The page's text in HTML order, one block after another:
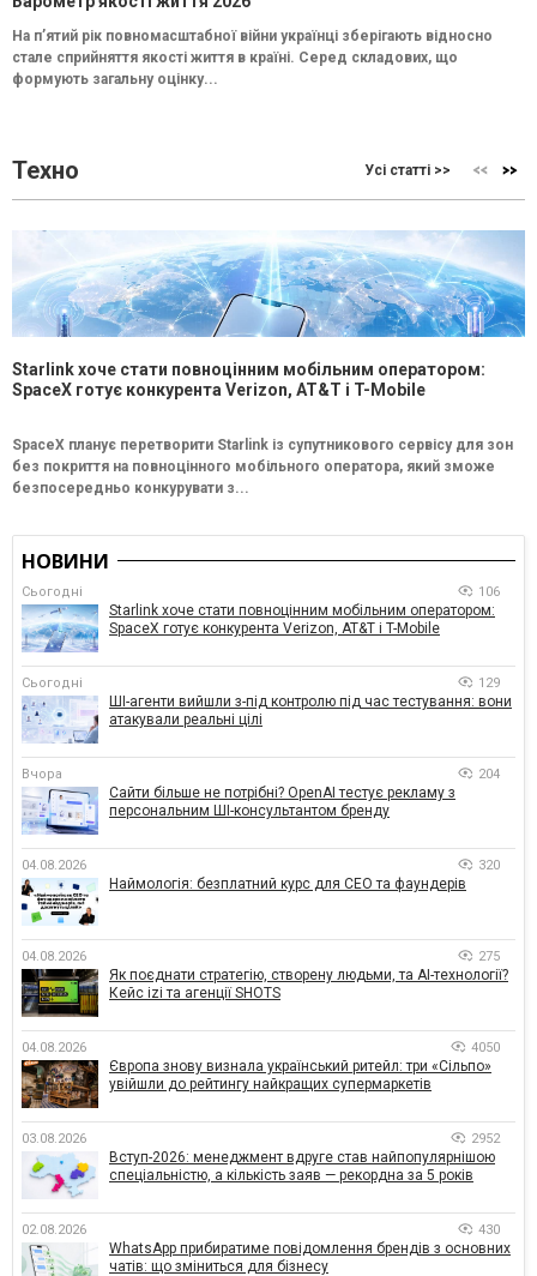
На п’ятий рік повномасштабної війни українці зберігають відносно
стале сприйняття якості життя в країні. Серед складових, що
формують загальну оцінку...
Техно Усі статті >>
Starlink хоче стати повноцінним мобільним оператором:
SpaceX готує конкурента Verizon, AT&T і T-Mobile
SpaceX планує перетворити Starlink із супутникового сервісу для зон
без покриття на повноцінного мобільного оператора, який зможе
безпосередньо конкурувати з...
НОВИНИ
Сьогодні 106
Starlink хоче стати повноцінним мобільним оператором:
SpaceX готує конкурента Verizon, AT&T і T-Mobile
Сьогодні 129
ШІ-агенти вийшли з-під контролю під час тестування: вони
атакували реальні цілі
Вчора 204
Сайти більше не потрібні? OpenAI тестує рекламу з
персональним ШІ-консультантом бренду
04.08.2026 320
Наймологія: безплатний курс для CEO та фаундерів
04.08.2026 275
Як поєднати стратегію, створену людьми, та AI-технології?
Кейс izi та агенції SHOTS
04.08.2026 4050
Європа знову визнала український ритейл: три «Сільпо»
увійшли до рейтингу найкращих супермаркетів
03.08.2026 2952
Вступ-2026: менеджмент вдруге став найпопулярнішою
спеціальністю, а кількість заяв — рекордна за 5 років
02.08.2026 430
WhatsApp прибиратиме повідомлення брендів з основних
чатів: що зміниться для бізнесу